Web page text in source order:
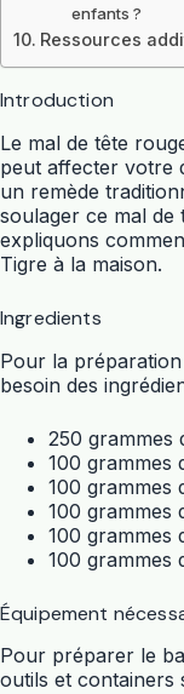
enfants ?
Ressources
Introduction
Le mal de tête
peut affecter votre
un remède
soulager ce mal de
expliquons
Tigre à la maison.
Ingredients
Pour la
besoin des
250 grammes
100 grammes
100 grammes
100 grammes
100 grammes
100 grammes
Équipement
Pour préparer le
outils et containers